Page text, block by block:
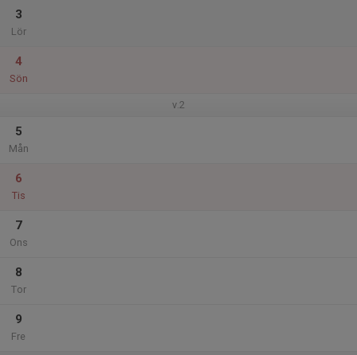
3
Lör
4
Sön
v.2
5
Mån
6
Tis
7
Ons
8
Tor
9
Fre